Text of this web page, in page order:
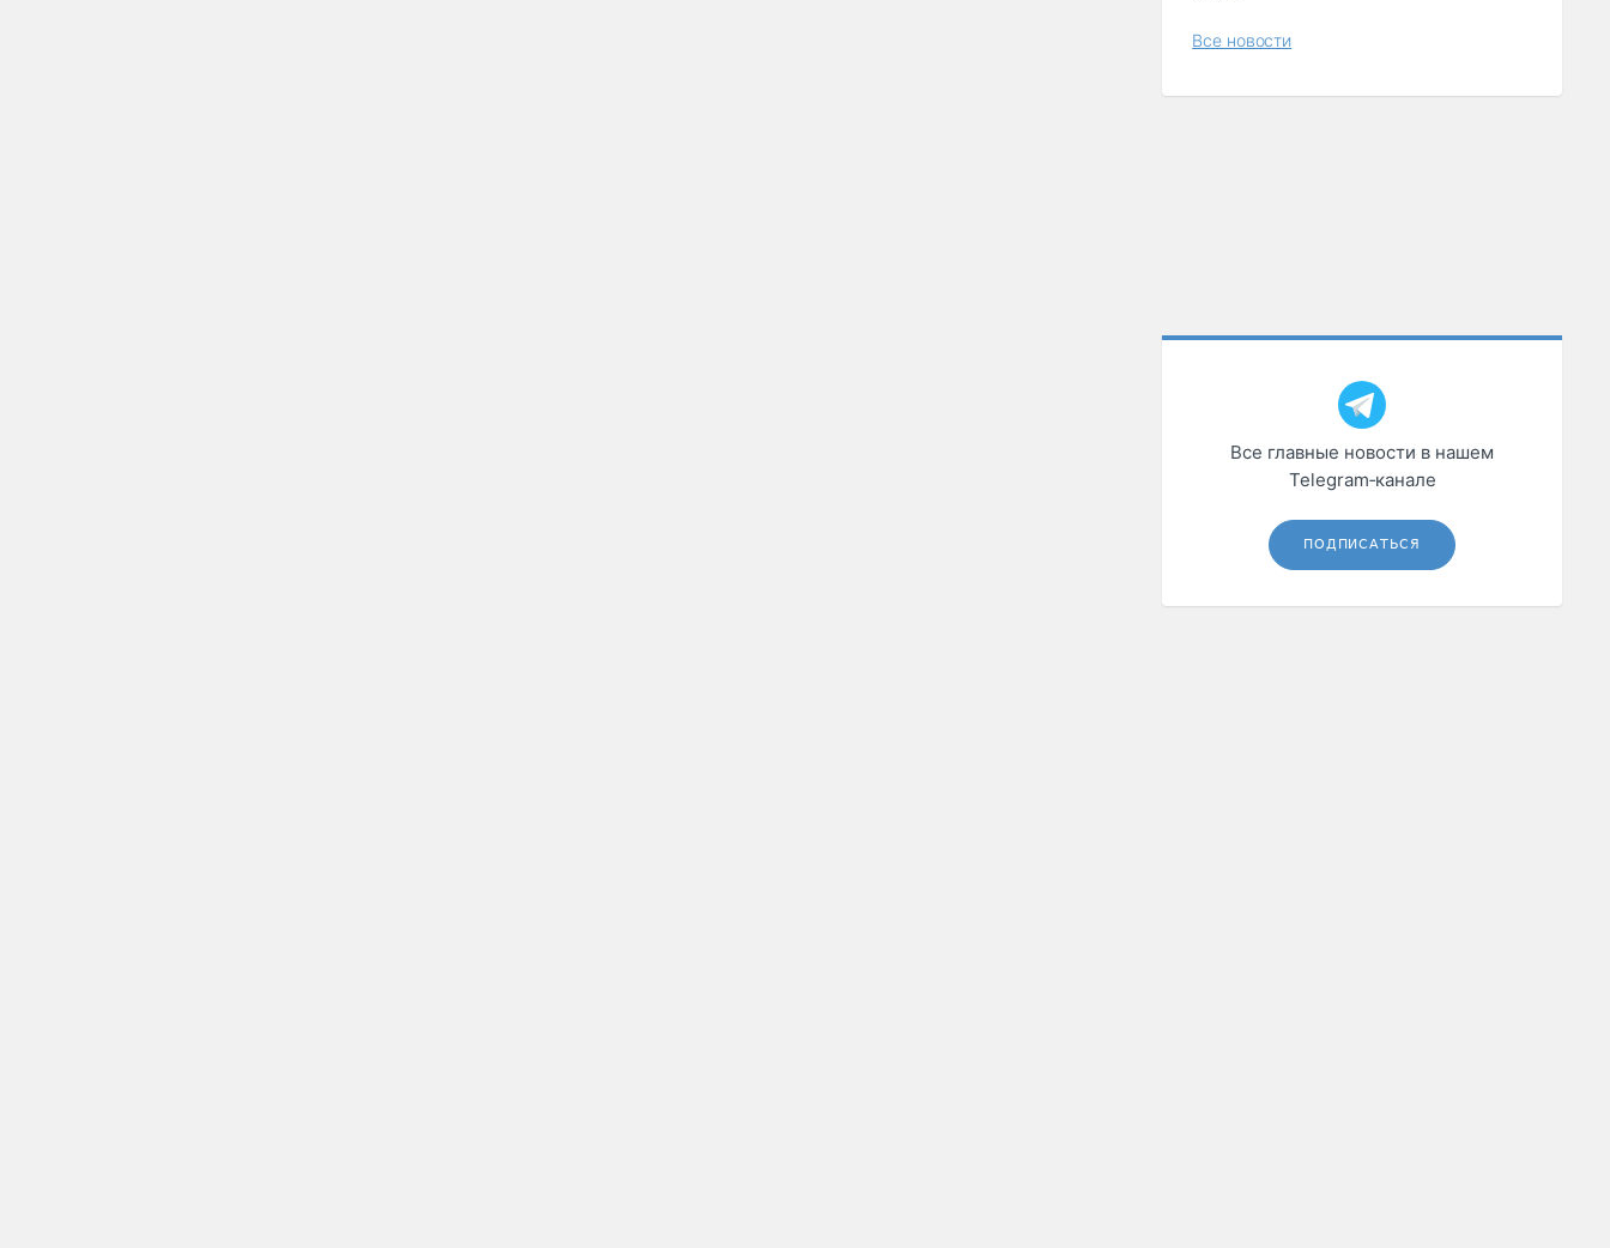
Все новости
Все главные новости в нашем
Telegram‑канале
ПОДПИСАТЬСЯ